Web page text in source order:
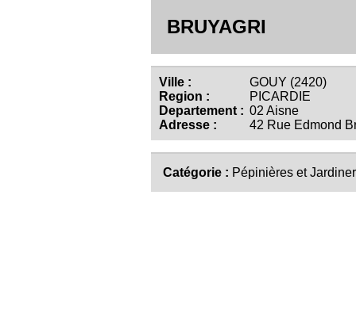
BRUYAGRI
Ville :
GOUY (2420)
Region :
PICARDIE
Departement : 02 Aisne
Adresse :
42 Rue Edmond
Catégorie : Pépinières et